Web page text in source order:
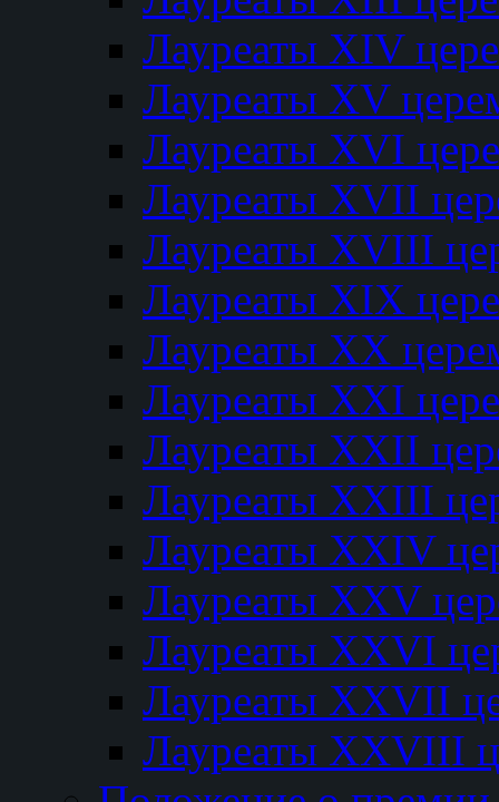
Лауреаты XIV
Лауреаты XV
Лауреаты XVI
Лауреаты XVII
Лауреаты XVIII
Лауреаты XIX
Лауреаты XX
Лауреаты XXI
Лауреаты XXII
Лауреаты XXIII
Лауреаты XXIV
Лауреаты XXV
Лауреаты XXVI
Лауреаты XXVII
Лауреаты XXVIII